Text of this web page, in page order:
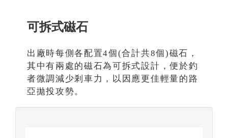
可拆式磁石
出廠時每側各配置4個(合計共8個)磁石，
其中有兩處的磁石為可拆式設計，便於釣
者微調減少剎車力，以因應更佳輕量的路
亞拋投攻勢。